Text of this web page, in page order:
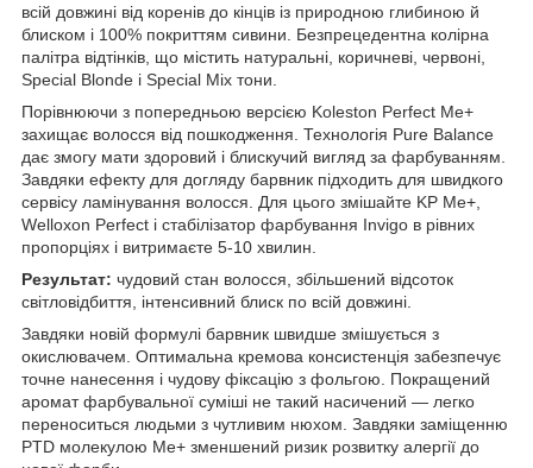
всій довжині від коренів до кінців із природною глибиною й
блиском і 100% покриттям сивини. Безпрецедентна колірна
палітра відтінків, що містить натуральні, коричневі, червоні,
Special Blonde і Special Mix тони.
Порівнюючи з попередньою версією Koleston Perfect Me+
захищає волосся від пошкодження. Технологія Pure Balance
дає змогу мати здоровий і блискучий вигляд за фарбуванням.
Завдяки ефекту для догляду барвник підходить для швидкого
сервісу ламінування волосся. Для цього змішайте KP Me+,
Welloxon Perfect і стабілізатор фарбування Invigo в рівних
пропорціях і витримаєте 5-10 хвилин.
Результат: чудовий стан волосся, збільшений відсоток
світловідбиття, інтенсивний блиск по всій довжині.
Завдяки новій формулі барвник швидше змішується з
окислювачем. Оптимальна кремова консистенція забезпечує
точне нанесення і чудову фіксацію з фольгою. Покращений
аромат фарбувальної суміші не такий насичений — легко
переноситься людьми з чутливим нюхом. Завдяки заміщенню
PTD молекулою Me+ зменшений ризик розвитку алергії до